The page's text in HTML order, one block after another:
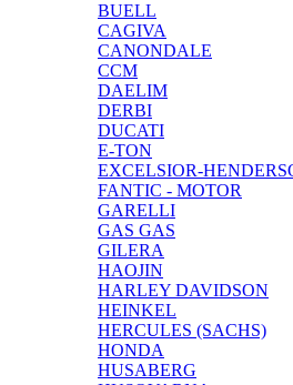
BUELL
CAGIVA
CANONDALE
CCM
DAELIM
DERBI
DUCATI
E-TON
EXCELSIOR-
FANTIC - MOTOR
GARELLI
GAS GAS
GILERA
HAOJIN
HARLEY DAVIDSON
HEINKEL
HERCULES (SACHS)
HONDA
HUSABERG